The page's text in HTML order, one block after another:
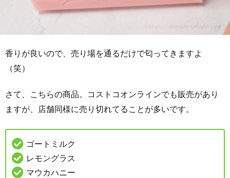
香りが良いので、売り場を通るだけで匂ってきますよ
（笑）
さて、こちらの商品。コストコオンラインでも販売があり
ますが、店舗同様に売り切れてることが多いです。
ゴートミルク
レモングラス
マウカハニー